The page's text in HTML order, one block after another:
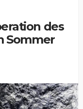
des
Sommer